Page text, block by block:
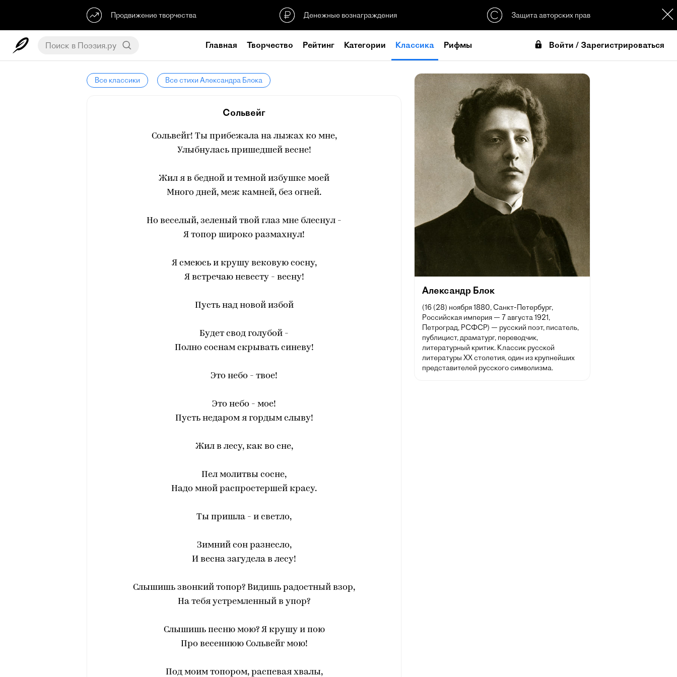
Продвижение творчества Денежные вознаграждения Защита авторских прав
Главная Творчество Рейтинг Категории Классика Рифмы Войти / Зарегистрироваться
Все классики Все стихи Александра Блока
Сольвейг
Сольвейг! Ты прибежала на лыжах ко мне,
Улыбнулась пришедшей весне!
Жил я в бедной и темной избушке моей
Много дней, меж камней, без огней.
Но веселый, зеленый твой глаз мне блеснул -
Я топор широко размахнул!
Я смеюсь и крушу вековую сосну,
Я встречаю невесту - весну!
Пусть над новой избой
Будет свод голубой -
Полно соснам скрывать синеву!
Это небо - твое!
Это небо - мое!
Пусть недаром я гордым слыву!
Жил в лесу, как во сне,
Пел молитвы сосне,
Надо мной распростершей красу.
Ты пришла - и светло,
Зимний сон разнесло,
И весна загудела в лесу!
Слышишь звонкий топор? Видишь радостный взор,
На тебя устремленный в упор?
Слышишь песню мою? Я крушу и пою
Про весеннюю Сольвейг мою!
Под моим топором, распевая хвалы,
Александр Блок
(16 (28) ноября 1880, Санкт-Петербург,
Российская империя — 7 августа 1921,
Петроград, РСФСР) — русский поэт, писатель,
публицист, драматург, переводчик,
литературный критик. Классик русской
литературы XX столетия, один из крупнейших
представителей русского символизма.